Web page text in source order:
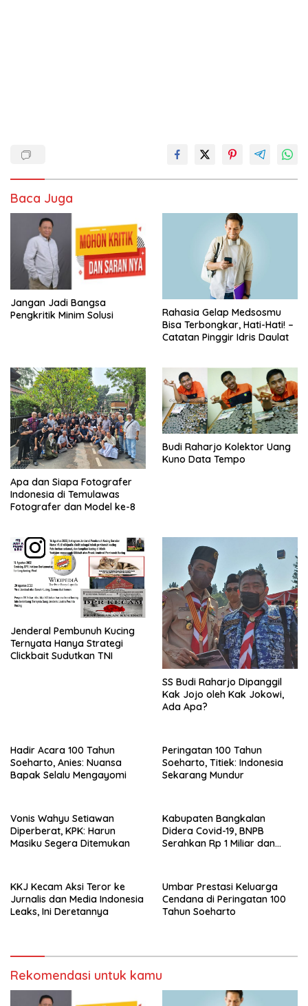
Baca Juga
Jangan Jadi Bangsa
Pengkritik Minim Solusi
Rahasia Gelap Medsosmu
Bisa Terbongkar, Hati-Hati! –
Catatan Pinggir Idris Daulat
Apa dan Siapa Fotografer
Indonesia di Temulawas
Fotografer dan Model ke-8
Budi Raharjo Kolektor Uang
Kuno Data Tempo
Jenderal Pembunuh Kucing
Ternyata Hanya Strategi
Clickbait Sudutkan TNI
SS Budi Raharjo Dipanggil
Kak Jojo oleh Kak Jokowi,
Ada Apa?
Hadir Acara 100 Tahun
Soeharto, Anies: Nuansa
Bapak Selalu Mengayomi
Peringatan 100 Tahun
Soeharto, Titiek: Indonesia
Sekarang Mundur
Vonis Wahyu Setiawan
Diperberat, KPK: Harun
Masiku Segera Ditemukan
Kabupaten Bangkalan
Didera Covid-19, BNPB
Serahkan Rp 1 Miliar dan
KKJ Kecam Aksi Teror ke
Jurnalis dan Media Indonesia
Leaks, Ini Deretannya
Umbar Prestasi Keluarga
Cendana di Peringatan 100
Tahun Soeharto
Rekomendasi untuk kamu